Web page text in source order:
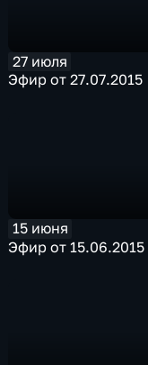
27 июля
Эфир от 27.07.2015
15 июня
Эфир от 15.06.2015